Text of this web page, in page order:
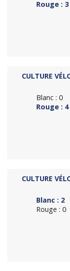
Rouge : 3
CULTURE
Blanc : 0
Rouge : 4
CULTURE
Blanc : 2
Rouge : 0